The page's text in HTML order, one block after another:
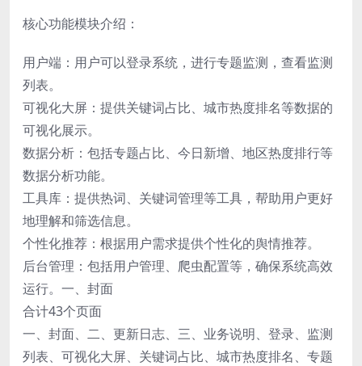
核心功能模块介绍：
用户端：用户可以登录系统，进行专题监测，查看监测
列表。
可视化大屏：提供关键词占比、城市热度排名等数据的
可视化展示。
数据分析：包括专题占比、今日新增、地区热度排行等
数据分析功能。
工具库：提供热词、关键词管理等工具，帮助用户更好
地理解和筛选信息。
个性化推荐：根据用户需求提供个性化的舆情推荐。
后台管理：包括用户管理、爬虫配置等，确保系统高效
运行。一、封面
合计43个页面
一、封面、二、更新日志、三、业务说明、登录、监测
列表、可视化大屏、关键词占比、城市热度排名、专题